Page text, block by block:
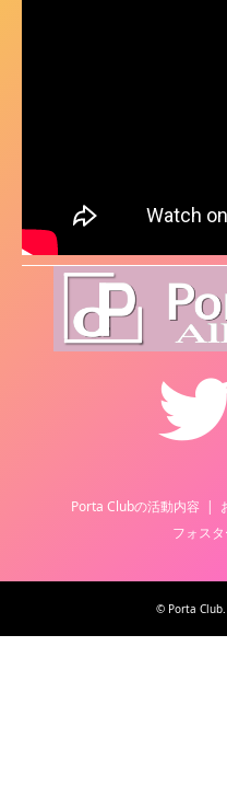
Instagram
Porta Clubの活動内容
フォス
© Porta Club